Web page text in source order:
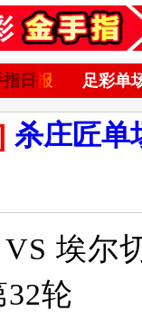
日报 足彩单
杀庄匠单
埃尔
32轮